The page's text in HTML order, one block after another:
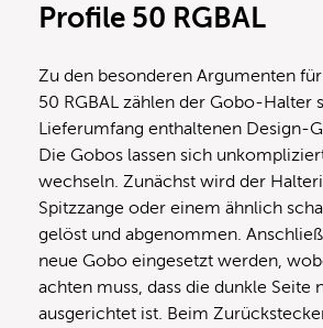
Profile 50 RGBAL
Zu den besonderen Argumenten
50 RGBAL zählen der Gobo-Halter
Lieferumfang enthaltenen Design-
Die Gobos lassen sich
wechseln. Zunächst wird der
Spitzzange oder einem ähnlich
gelöst und abgenommen.
neue Gobo eingesetzt werden,
achten muss, dass die dunkle Seite
ausgerichtet ist. Beim